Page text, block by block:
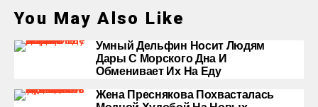
You May Also Like
Умный Дельфин Носит Людям
Дары С Морского Дна И
Обменивает Их На Еду
Жена Преснякова Похвасталась